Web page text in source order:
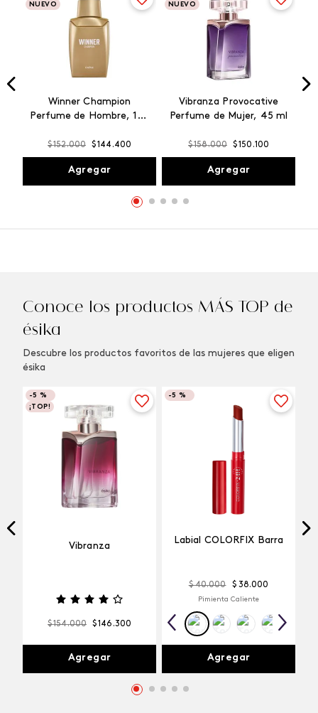
NUEVO
Winner Champion
Perfume de Hombre, 100
$152.000 $144 .400
Agregar
NUEVO
Vibranza Provocative
Perfume de Mujer, 45 ml
$158.000 $150 .100
Agregar
Conoce los productos MÁS TOP de
ésika
Descubre los productos favoritos de las mujeres que eligen
ésika
-5 %
¡TOP!
Vibranza
$154.000 $146 .300
Agregar
-5 %
Labial COLORFIX Barra
$ 40.000 $ 38.000
Pimienta Caliente
Agregar